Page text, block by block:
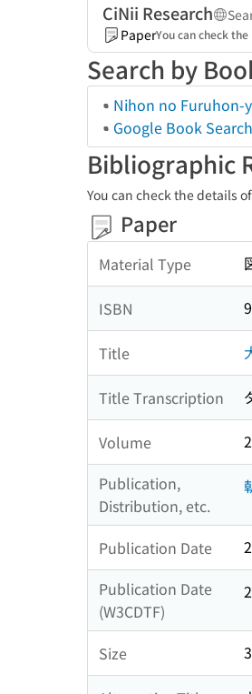
CiNii Research
PaperYou can check
Search by
Nihon no Furuhon-
Google Book Search
Bibliographic
You can check the details
Paper
Material Type
ISBN
Title
Title Transcription
Volume
Publication,
Distribution, etc.
Publication Date
Publication Date
(W3CDTF)
Size